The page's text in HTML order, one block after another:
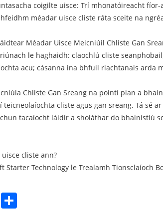
coigilte uisce: Trí mhonatóireacht
méadar uisce cliste ráta sceite na
Méadar Uisce Meicniúil Chliste Gan
le haghaidh: claochlú cliste
acu; cásanna ina bhfuil riachtanais arda
Chliste Gan Sreang na pointí pian a
cliste agus gan sreang. Tá sé
tacaíocht láidir a sholáthar do bhainistiú
cliste ann?
Starter Technology le Trealamh Tionsclaíoch
Share